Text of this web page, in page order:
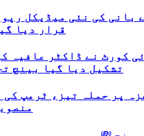
بانی کی نئی میڈیکل
قرار دیا
کورٹ نے ڈاکٹر عافیہ
تشکیل دیا گیا بینچ
پر حملہ تیز، ٹرمپ کی